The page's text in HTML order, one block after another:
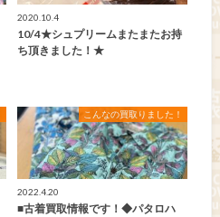
2020.10.4
10/4★シュプリームまたまたお持
ち頂きました！★
こんなの買取りました！
2022.4.20
■古着買取情報です！◆パタロハ